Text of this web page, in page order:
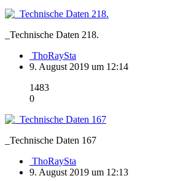
_Technische Daten 218.
ThoRaySta
9. August 2019 um 12:14
1483
0
_Technische Daten 167
ThoRaySta
9. August 2019 um 12:13